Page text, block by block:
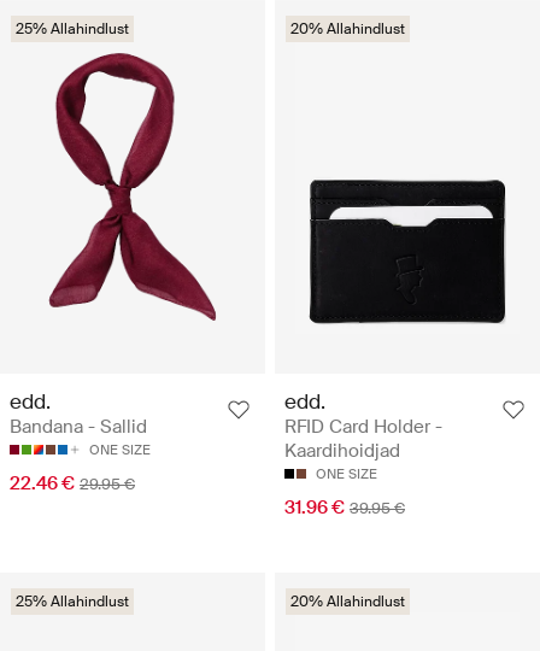
25% Allahindlust
edd.
Bandana - Sallid
ONE SIZE
22.46 € 29.95 €
20% Allahindlust
edd.
RFID Card Holder -
Kaardihoidjad
ONE SIZE
31.96 € 39.95 €
25% Allahindlust 20% Allahindlust